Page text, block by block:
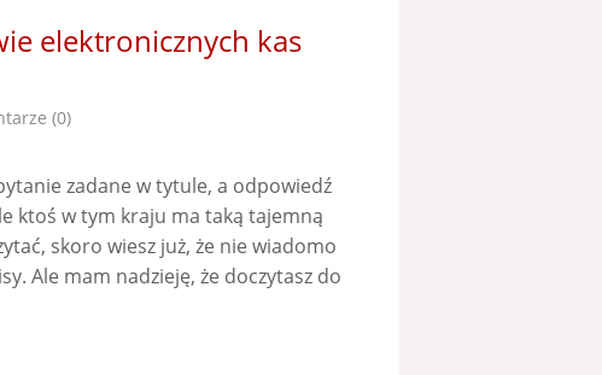
elektronicznych kas
(0)
zadane w tytule, a odpowiedź
ktoś w tym kraju ma taką tajemną
skoro wiesz już, że nie wiadomo
Ale mam nadzieję, że doczytasz do